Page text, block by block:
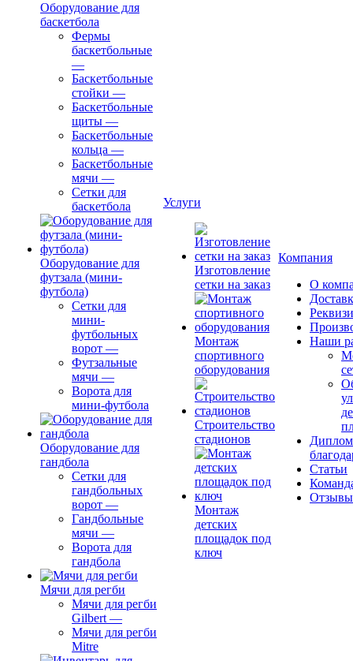
Оборудование для
баскетбола
Фермы
баскетбольные
—
Баскетбольные
стойки —
Баскетбольные
щиты —
Баскетбольные
кольца —
Баскетбольные
мячи —
Сетки для
баскетбола
Оборудование для
футзала (мини-
футбола)
Сетки для
мини-
футбольных
ворот —
Футзальные
мячи —
Ворота для
мини-футбола
Оборудование для
гандбола
Сетки для
гандбольных
ворот —
Гандбольные
мячи —
Ворота для
гандбола
Мячи для регби
Мячи для регби
Gilbert —
Мячи для регби
Mitre
Услуги
Изготовление
сетки на заказ
Монтаж
спортивного
оборудования
Строительство
стадионов
Монтаж
детских
площадок под
ключ
Компания
О
Наши
Статьи
Отзывы